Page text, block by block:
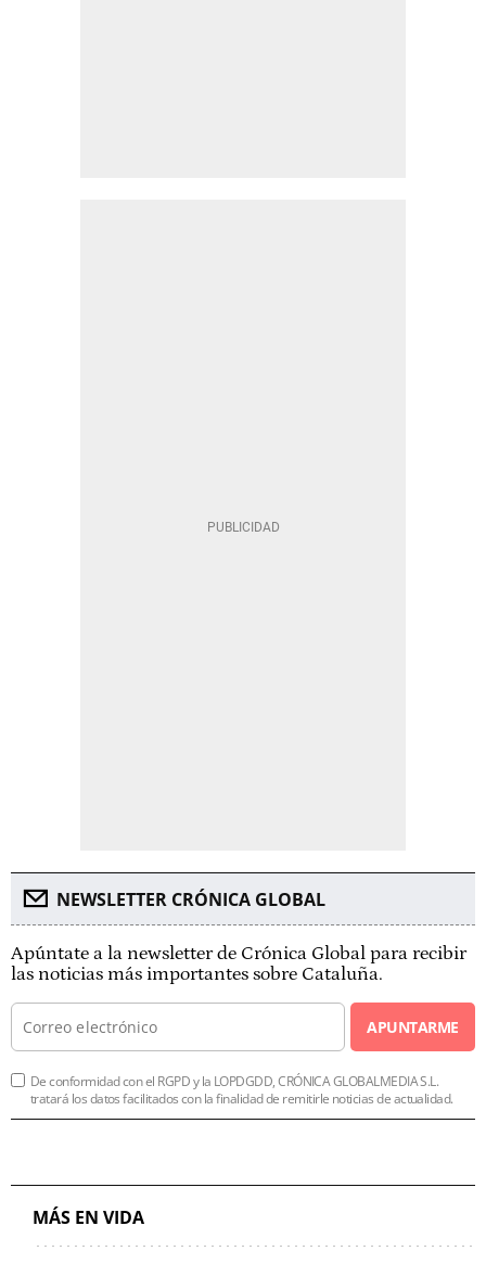
NEWSLETTER CRÓNICA GLOBAL
Apúntate a la newsletter de Crónica Global para recibir
las noticias más importantes sobre Cataluña.
APUNTARME
De conformidad con el RGPD y la LOPDGDD, CRÓNICA GLOBALMEDIA S.L.
tratará los datos facilitados con la finalidad de remitirle noticias de actualidad.
MÁS EN VIDA